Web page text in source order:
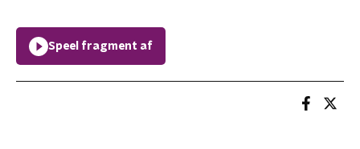
Speel fragment af